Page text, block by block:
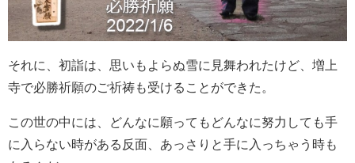
それに、初詣は、思いもよらぬ雪に見舞われたけど、増上
寺で必勝祈願のご祈祷も受けることができた。
この世の中には、どんなに願ってもどんなに努力しても手
に入らない時がある反面、あっさりと手に入っちゃう時も